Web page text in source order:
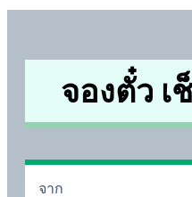
จองตั๋ว เ